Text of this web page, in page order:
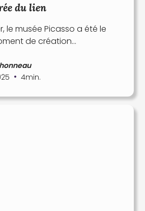
du lien
le musée Picasso a été le
de création...
• 4min.